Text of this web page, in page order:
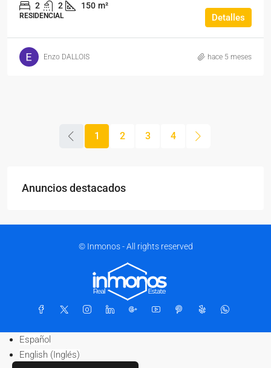
2 2 150 m²
RESIDENCIAL Detalles
Enzo DALLOIS hace 5 meses
1 2 3 4
Anuncios destacados
© Inmonos - All rights reserved
Español
English (Inglés)